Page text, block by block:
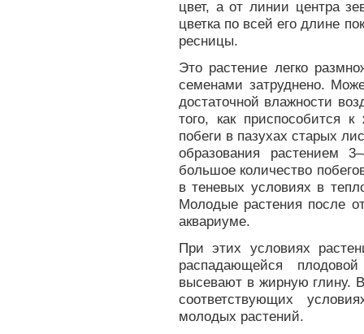
цвет, а от линии центра
цветка по всей его длине
ресницы.
Это растение легко
семенами затруднено.
достаточной влажности
того, как приспособится
побеги в пазухах старых
образования растением
большое количество
в теневых условиях в
Молодые растения после
аквариуме.
При этих условиях
распадающейся
высевают в жирную глину.
соответствующих
молодых растений.